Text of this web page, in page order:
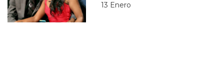
13 Enero